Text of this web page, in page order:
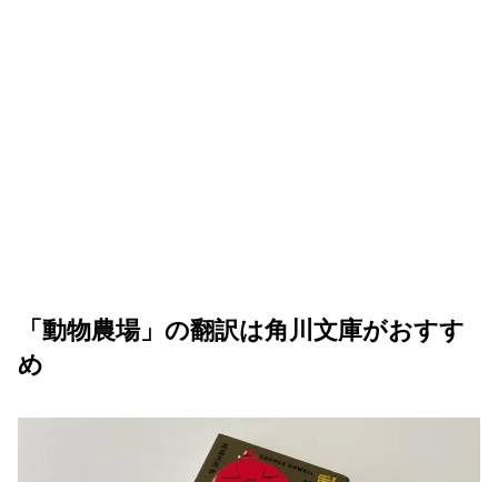
「動物農場」の翻訳は角川文庫がおすす
め